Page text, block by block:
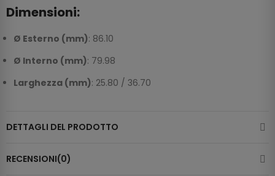
Dimensioni:
Ø Esterno (mm): 86.10
Ø Interno (mm): 79.98
Larghezza (mm): 25.80 / 36.70
DETTAGLI DEL PRODOTTO
RECENSIONI(0)